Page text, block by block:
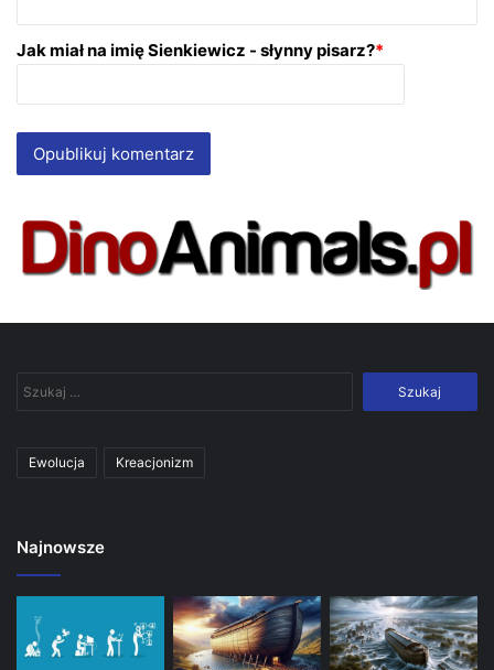
Jak miał na imię Sienkiewicz - słynny pisarz?*
Szukaj:
Ewolucja Kreacjonizm
Najnowsze